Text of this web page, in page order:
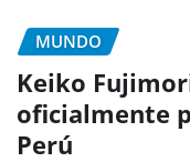
MUNDO
Keiko
oficialmente
Perú